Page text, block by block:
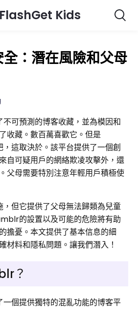
FlashGet Kids
：潛在風險和父母
可預測的博客收藏，並為模因和
收藏。數百萬喜歡它。但是
這取決於。該平台提供了一個創
自可疑用戶的網絡欺凌攻擊外，還
父母需要特別注意年輕用戶積極使
但它提供了父母無法歸類為兒童
的設置以及可能的危險將有助
擔憂。本文提供了基本信息的細
材料和隱私問題。讓我們潛入！
？
個提供獨特的混亂功能的博客平